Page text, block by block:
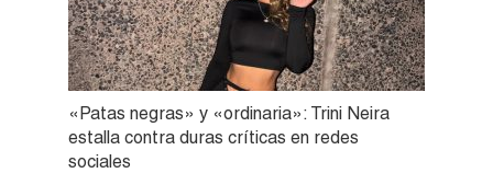
«Patas negras» y «ordinaria»: Trini Neira
estalla contra duras críticas en redes
sociales